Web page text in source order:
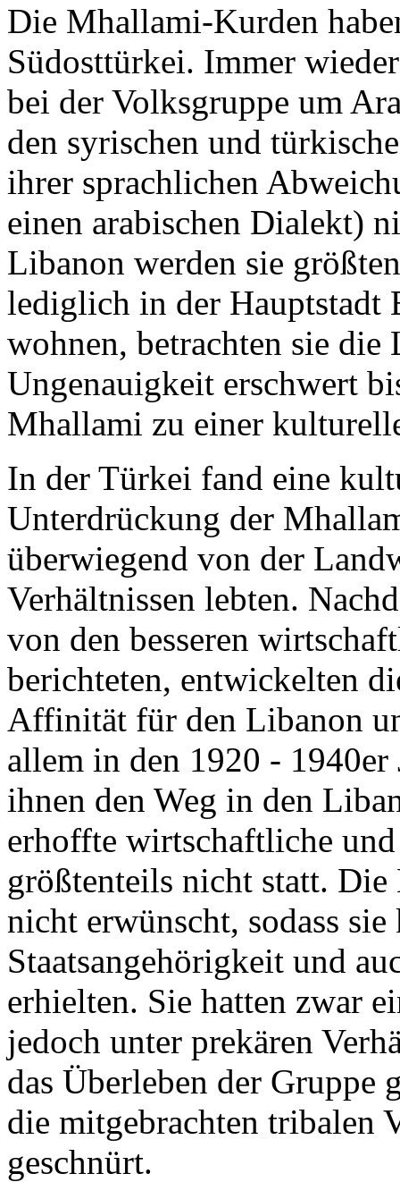
Die Mhallami-Kurden
Südosttürkei. Immer
bei der Volksgruppe um
den syrischen und
ihrer sprachlichen
einen arabischen Dialekt)
Libanon werden sie
lediglich in der Hauptstadt
wohnen, betrachten sie die
Ungenauigkeit erschwert
Mhallami zu einer
In der Türkei fand eine
Unterdrückung der
überwiegend von der
Verhältnissen lebten.
von den besseren
berichteten, entwickelten
Affinität für den Libanon
allem in den 1920 - 1940er
ihnen den Weg in den
erhoffte wirtschaftliche
größtenteils nicht statt.
nicht erwünscht, sodass
Staatsangehörigkeit und
erhielten. Sie hatten zwar
jedoch unter prekären
das Überleben der Gruppe
die mitgebrachten tribalen
geschnürt.